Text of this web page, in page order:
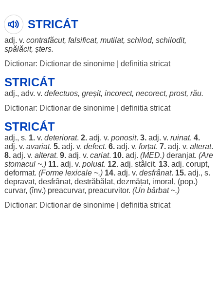
STRICÁT
adj. v. contrafăcut, falsificat, mutilat, schilod, schilodit,
spălăcit, șters.
Dictionar: Dictionar de sinonime| definitia stricat
STRICÁT
adj., adv. v. defectuos, greșit, incorect, necorect, prost, rău.
Dictionar: Dictionar de sinonime| definitia stricat
STRICÁT
adj., s. 1.v. deteriorat. 2.adj. v. ponosit. 3.adj. v. ruinat. 4.
adj. v. avariat. 5.adj. v. defect. 6.adj. v. forțat. 7.adj. v. alterat.
8.adj. v. alterat. 9.adj. v. cariat. 10.adj. (MED.) deranjat. (Are
stomacul~.) 11.adj. v. poluat. 12.adj. stâlcit. 13.adj. corupt,
deformat. (Formelexicale ~.) 14.adj. v. desfrânat. 15.adj., s.
depravat, desfrânat, destrăbălat, dezmățat, imoral , (pop.)
curvar, (înv.) preacurvar, preacurvitor. (Un bărbat~.)
Dictionar: Dictionar de sinonime| definitia stricat